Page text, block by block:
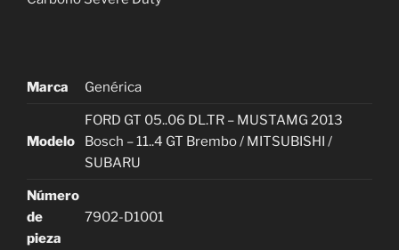
Marca Genérica
Modelo
FORD GT 05..06 DL.TR – MUSTAMG 2013
Bosch – 11..4 GT Brembo / MITSUBISHI /
SUBARU
Número
de
pieza
7902-D1001